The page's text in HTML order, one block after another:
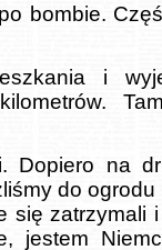
bombie.
i
na
do
się zatrzymali
jestem